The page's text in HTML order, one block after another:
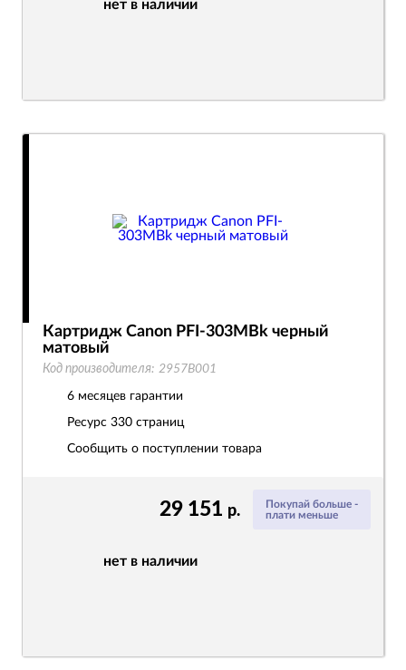
нет в наличии
Покупай больше -
плати меньше
29 151 р.
нет в наличии
Картридж Canon PFI-303MBk черный
матовый
Код производителя: 2957B001
6 месяцев гарантии
Ресурс 330 страниц
Сообщить о поступлении товара